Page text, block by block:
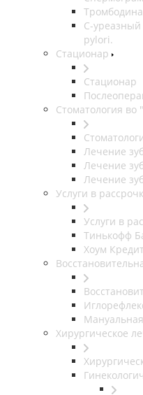
С-
pylori.
Стационар
Стационар
Стоматология во
Лечение
Лечение
Лечение
Услуги в
Услуги в
Тинькофф
Хоум Кредит
Хирургическое